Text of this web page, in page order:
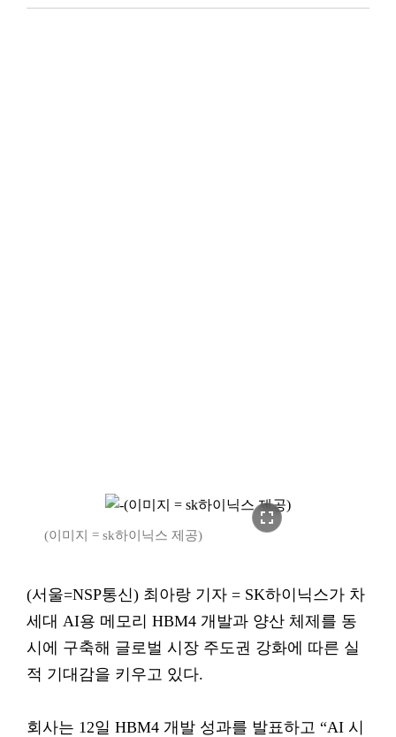
fullscreen
(이미지 = sk하이닉스 제공)
(서울=NSP통신) 최아랑 기자 = SK하이닉스가 차
세대 AI용 메모리 HBM4 개발과 양산 체제를 동
시에 구축해 글로벌 시장 주도권 강화에 따른 실
적 기대감을 키우고 있다.
회사는 12일 HBM4 개발 성과를 발표하고 “AI 시